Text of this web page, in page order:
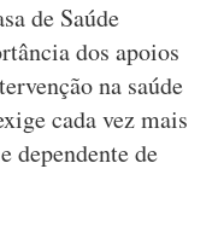
de Saúde
dos apoios
na saúde
cada vez mais
dependente de